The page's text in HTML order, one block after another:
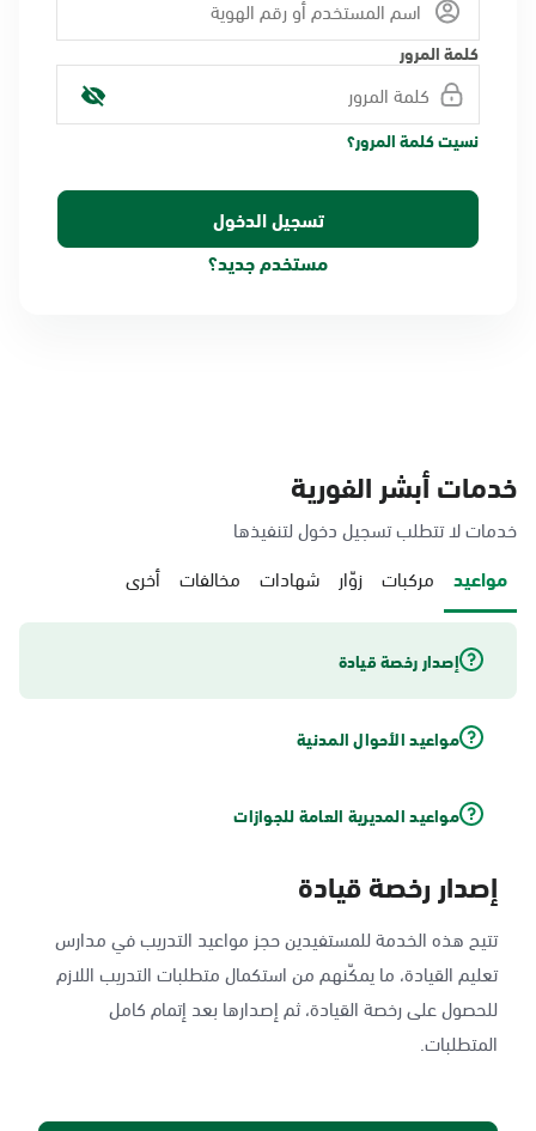
كلمة المرور
نسيت كلمة المرور؟
مستخدم جديد؟
خدمات أبشر الفورية
خدمات لا تتطلب تسجيل دخول لتنفيذها
مواعيد مركبات زوّار شهادات مخالفات أخرى
إصدار رخصة قيادة
مواعيد الأحوال المدنية
مواعيد المديرية العامة للجوازات
إصدار رخصة قيادة
تتيح هذه الخدمة للمستفيدين حجز مواعيد التدريب في مدارس
تعليم القيادة، ما يمكّنهم من استكمال متطلبات التدريب اللازم
للحصول على رخصة القيادة، ثم إصدارها بعد إتمام كامل
المتطلبات.